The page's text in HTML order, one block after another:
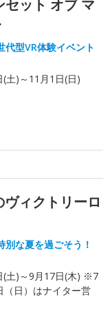
セット オブ マ
代型VR体験イベント
土)～11月1日(日)
ヴィクトリーロ
な夏を過ごそう！
(土)～9月17日(木) ※7
（日）はナイター営